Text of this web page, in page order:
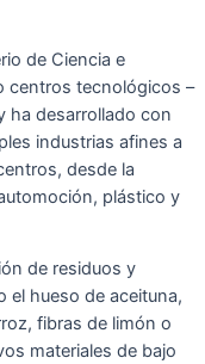
de Ciencia e
centros tecnológicos –
ha desarrollado con
industrias afines a
desde la
plástico y
de residuos y
el hueso de aceituna,
fibras de limón o
materiales de bajo